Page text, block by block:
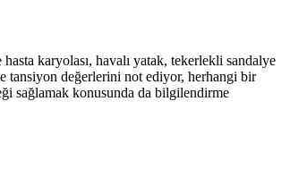
karyolası, havalı yatak, tekerlekli sandalye
tansiyon değerlerini not ediyor, herhangi bir
sağlamak konusunda da bilgilendirme